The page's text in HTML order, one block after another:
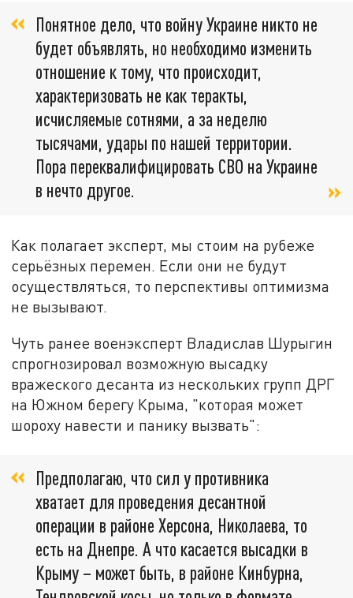
Понятное дело, что войну Украине никто не
будет объявлять, но необходимо изменить
отношение к тому, что происходит,
характеризовать не как теракты,
исчисляемые сотнями, а за неделю
тысячами, удары по нашей территории.
Пора переквалифицировать СВО на Украине
в нечто другое.
Как полагает эксперт, мы стоим на рубеже
серьёзных перемен. Если они не будут
осуществляться, то перспективы оптимизма
не вызывают.
Чуть ранее военэксперт Владислав Шурыгин
спрогнозировал возможную высадку
вражеского десанта из нескольких групп ДРГ
на Южном берегу Крыма, "которая может
шороху навести и панику вызвать":
Предполагаю, что сил у противника
хватает для проведения десантной
операции в районе Херсона, Николаева, то
есть на Днепре. А что касается высадки в
Крыму – может быть, в районе Кинбурна,